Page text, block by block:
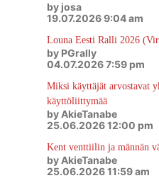
by josa
19.07.2026 9:04 am
Louna Eesti Ralli 2026
by PGrally
04.07.2026 7:59 pm
Miksi käyttäjät arvostavat
käyttöliittymää
by AkieTanabe
25.06.2026 12:00 pm
Kent venttiilin ja männän
by AkieTanabe
25.06.2026 11:59 am